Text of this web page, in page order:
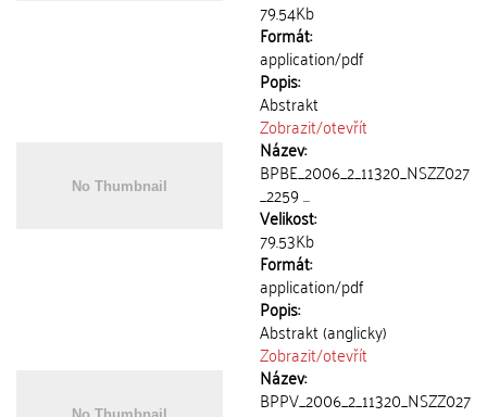
79.54Kb
Formát:
application/pdf
Popis:
Abstrakt
Zobrazit/otevřít
Název:
BPBE_2006_2_11320_NSZZ027
_2259 ...
Velikost:
79.53Kb
Formát:
application/pdf
Popis:
Abstrakt (anglicky)
Zobrazit/otevřít
Název:
BPPV_2006_2_11320_NSZZ027